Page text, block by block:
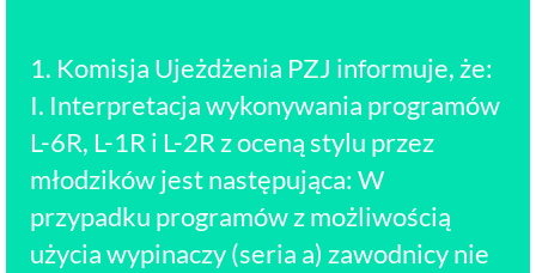
1. Komisja Ujeżdżenia PZJ informuje, że:
I. Interpretacja wykonywania programów
L-6R, L-1R i L-2R z oceną stylu przez
młodzików jest następująca: W
przypadku programów z możliwością
użycia wypinaczy (seria a) zawodnicy nie